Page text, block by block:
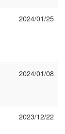
2024/01/25
2024/01/08
2023/12/22